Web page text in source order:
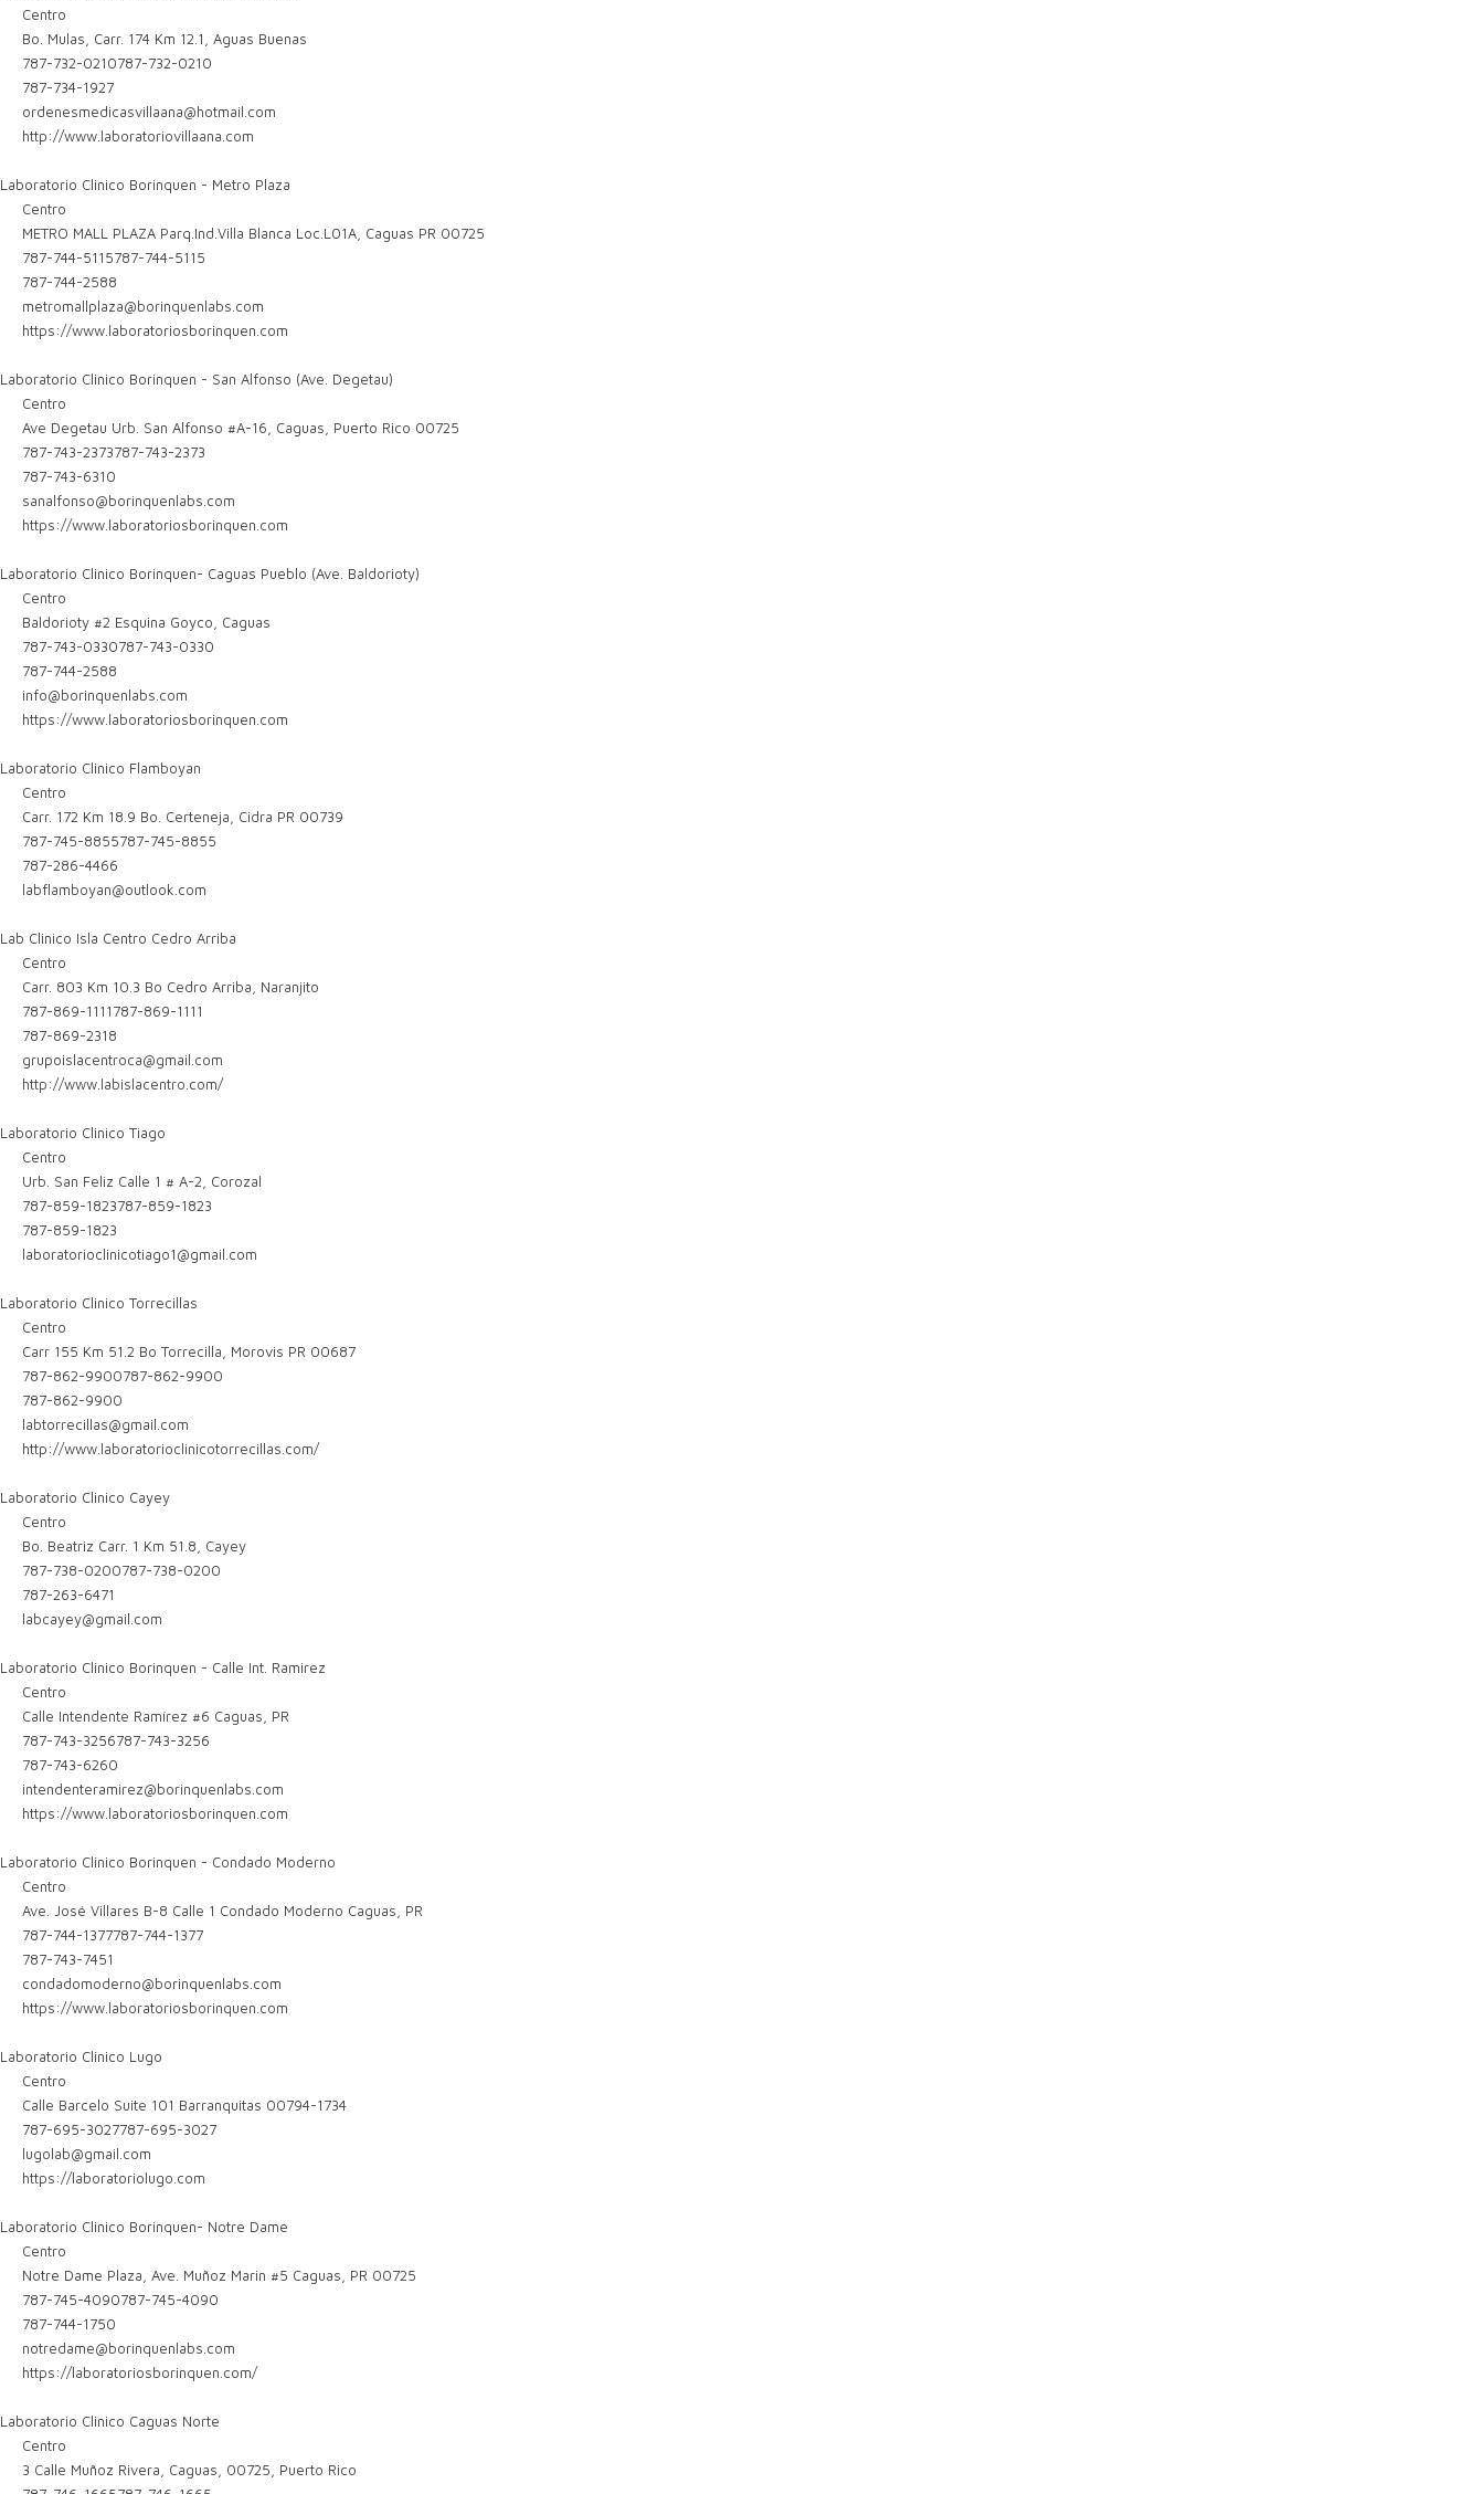
Centro
Bo. Mulas, Carr. 174 Km 12.1, Aguas Buenas
787-732-0210787-732-0210
787-734-1927
ordenesmedicasvillaana@hotmail.com
http://www.laboratoriovillaana.com
Laboratorio Clinico Borinquen - Metro Plaza
Centro
METRO MALL PLAZA Parq.Ind.Villa Blanca Loc.L01A, Caguas PR 00725
787-744-5115787-744-5115
787-744-2588
metromallplaza@borinquenlabs.com
https://www.laboratoriosborinquen.com
Laboratorio Clinico Borinquen - San Alfonso (Ave. Degetau)
Centro
Ave Degetau Urb. San Alfonso #A-16, Caguas, Puerto Rico 00725
787-743-2373787-743-2373
787-743-6310
sanalfonso@borinquenlabs.com
https://www.laboratoriosborinquen.com
Laboratorio Clinico Borinquen- Caguas Pueblo (Ave. Baldorioty)
Centro
Baldorioty #2 Esquina Goyco, Caguas
787-743-0330787-743-0330
787-744-2588
info@borinquenlabs.com
https://www.laboratoriosborinquen.com
Laboratorio Clinico Flamboyan
Centro
Carr. 172 Km 18.9 Bo. Certeneja, Cidra PR 00739
787-745-8855787-745-8855
787-286-4466
labflamboyan@outlook.com
Lab Clinico Isla Centro Cedro Arriba
Centro
Carr. 803 Km 10.3 Bo Cedro Arriba, Naranjito
787-869-1111787-869-1111
787-869-2318
grupoislacentroca@gmail.com
http://www.labislacentro.com/
Laboratorio Clinico Tiago
Centro
Urb. San Feliz Calle 1 # A-2, Corozal
787-859-1823787-859-1823
787-859-1823
laboratorioclinicotiago1@gmail.com
Laboratorio Clinico Torrecillas
Centro
Carr 155 Km 51.2 Bo Torrecilla, Morovis PR 00687
787-862-9900787-862-9900
787-862-9900
labtorrecillas@gmail.com
http://www.laboratorioclinicotorrecillas.com/
Laboratorio Clinico Cayey
Centro
Bo. Beatriz Carr. 1 Km 51.8, Cayey
787-738-0200787-738-0200
787-263-6471
labcayey@gmail.com
Laboratorio Clinico Borinquen - Calle Int. Ramirez
Centro
Calle Intendente Ramírez #6 Caguas, PR
787-743-3256787-743-3256
787-743-6260
intendenteramirez@borinquenlabs.com
https://www.laboratoriosborinquen.com
Laboratorio Clinico Borinquen - Condado Moderno
Centro
Ave. José Villares B-8 Calle 1 Condado Moderno Caguas, PR
787-744-1377787-744-1377
787-743-7451
condadomoderno@borinquenlabs.com
https://www.laboratoriosborinquen.com
Laboratorio Clinico Lugo
Centro
Calle Barcelo Suite 101 Barranquitas 00794-1734
787-695-3027787-695-3027
lugolab@gmail.com
https://laboratoriolugo.com
Laboratorio Clinico Borinquen- Notre Dame
Centro
Notre Dame Plaza, Ave. Muñoz Marin #5 Caguas, PR 00725
787-745-4090787-745-4090
787-744-1750
notredame@borinquenlabs.com
https://laboratoriosborinquen.com/
Laboratorio Clinico Caguas Norte
Centro
3 Calle Muñoz Rivera, Caguas, 00725, Puerto Rico